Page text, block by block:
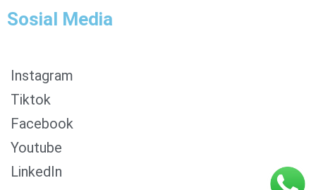
Sosial Media
Instagram
Tiktok
Facebook
Youtube
LinkedIn